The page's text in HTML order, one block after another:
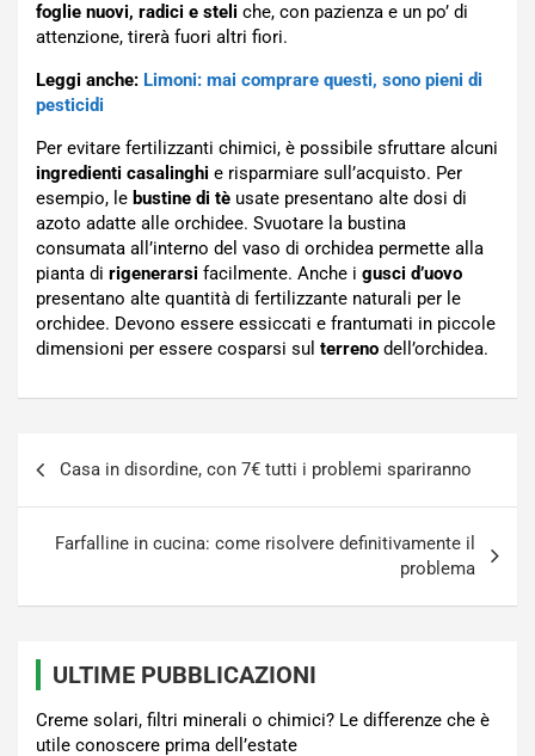
foglie nuovi, radici e steli che, con pazienza e un po’ di
attenzione, tirerà fuori altri fiori.
Leggi anche: Limoni: mai comprare questi, sono pieni di
pesticidi
Per evitare fertilizzanti chimici, è possibile sfruttare alcuni
ingredienti casalinghi e risparmiare sull’acquisto. Per
esempio, le bustine di tè usate presentano alte dosi di
azoto adatte alle orchidee. Svuotare la bustina
consumata all’interno del vaso di orchidea permette alla
pianta di rigenerarsi facilmente. Anche i gusci d’uovo
presentano alte quantità di fertilizzante naturali per le
orchidee. Devono essere essiccati e frantumati in piccole
dimensioni per essere cosparsi sul terreno dell’orchidea.
Casa in disordine, con 7€ tutti i problemi spariranno
Farfalline in cucina: come risolvere definitivamente il
problema
ULTIME PUBBLICAZIONI
Creme solari, filtri minerali o chimici? Le differenze che è
utile conoscere prima dell’estate